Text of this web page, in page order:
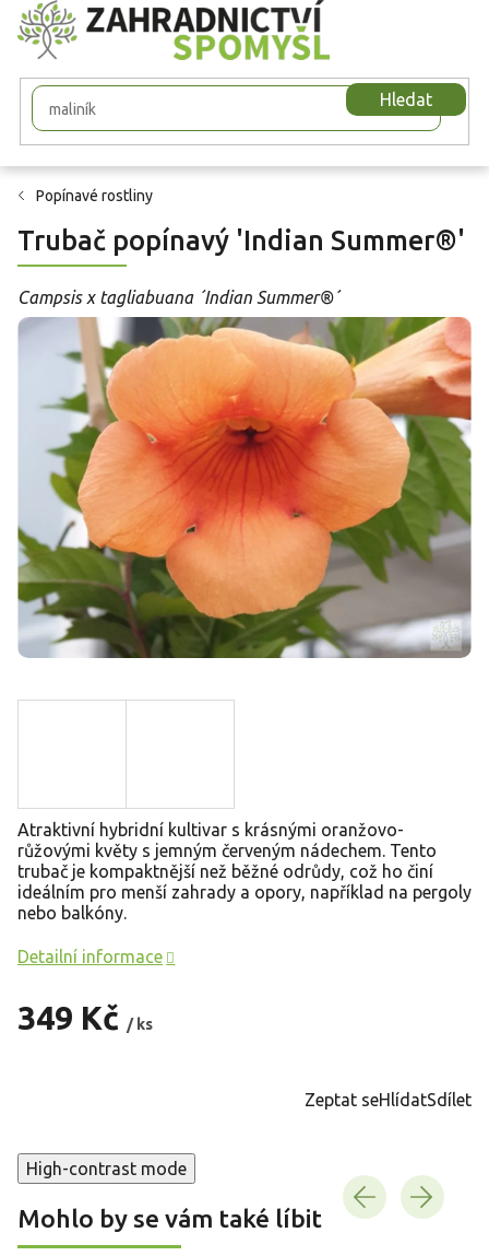
Přejít
na
obsah
Hledat
Popínavé rostliny
Trubač popínavý 'Indian Summer®'
Campsis x tagliabuana ´Indian Summer®´
349 Kč / ks
Atraktivní hybridní kultivar s krásnými oranžovo-
růžovými květy s jemným červeným nádechem. Tento
trubač je kompaktnější než běžné odrůdy, což ho činí
ideálním pro menší zahrady a opory, například na pergoly
nebo balkóny.
Detailní informace
Zeptat seHlídatSdílet
High-contrast mode
Mohlo by se vám také líbit